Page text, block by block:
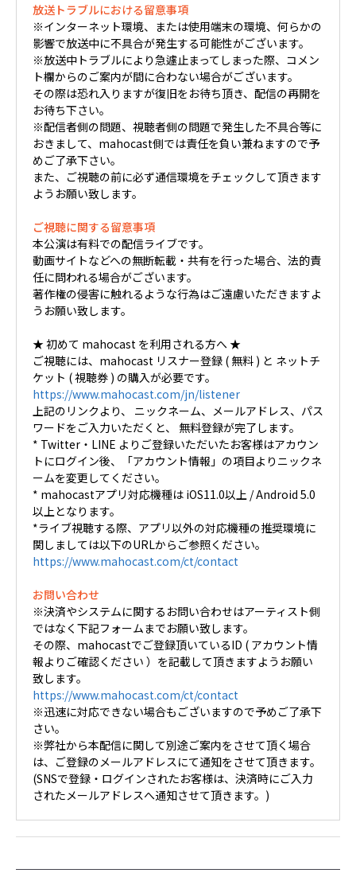
放送トラブルにおける留意事項
※インターネット環境、または使用端末の環境、何らかの
影響で放送中に不具合が発生する可能性がございます。
※放送中トラブルにより急遽止まってしまった際、コメン
ト欄からのご案内が間に合わない場合がございます。
その際は恐れ入りますが復旧をお待ち頂き、配信の再開を
お待ち下さい。
※配信者側の問題、視聴者側の問題で発生した不具合等に
おきまして、mahocast側では責任を負い兼ねますので予
めご了承下さい。
また、ご視聴の前に必ず通信環境をチェックして頂きます
ようお願い致します。
ご視聴に関する留意事項
本公演は有料での配信ライブです。
動画サイトなどへの無断転載・共有を行った場合、法的責
任に問われる場合がございます。
著作権の侵害に触れるような行為はご遠慮いただきますよ
うお願い致します。
★ 初めて mahocast を利用される方へ ★
ご視聴には、mahocast リスナー登録 ( 無料 ) と ネットチ
ケット ( 視聴券 ) の購入が必要です。
https://www.mahocast.com/jn/listener
上記のリンクより、 ニックネーム、メールアドレス、パス
ワードをご入力いただくと、 無料登録が完了します。
* Twitter・LINE よりご登録いただいたお客様はアカウン
トにログイン後、「アカウント情報」の項目よりニックネ
ームを変更してください。
* mahocastアプリ対応機種は iOS11.0以上 / Android 5.0
以上となります。
*ライブ視聴する際、アプリ以外の対応機種の推奨環境に
関しましては以下のURLからご参照ください。
https://www.mahocast.com/ct/contact
お問い合わせ
※決済やシステムに関するお問い合わせはアーティスト側
ではなく下記フォームまでお願い致します。
その際、mahocastでご登録頂いているID ( アカウント情
報よりご確認ください ）を記載して頂きますようお願い
致します。
https://www.mahocast.com/ct/contact
※迅速に対応できない場合もございますので予めご了承下
さい。
※弊社から本配信に関して別途ご案内をさせて頂く場合
は、ご登録のメールアドレスにて通知をさせて頂きます。
(SNSで登録・ログインされたお客様は、決済時にご入力
されたメールアドレスへ通知させて頂きます。)